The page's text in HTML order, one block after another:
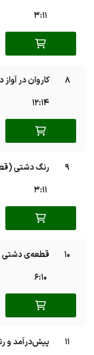
3:11
8
کاروان در
12:14
9
رنگ دشتی
3:11
10
قطعه‌ی دشتی
6:10
11 پیش‌درآمد و